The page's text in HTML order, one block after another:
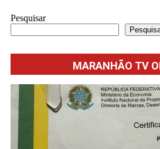
Pesquisar
MARANHÃO TV